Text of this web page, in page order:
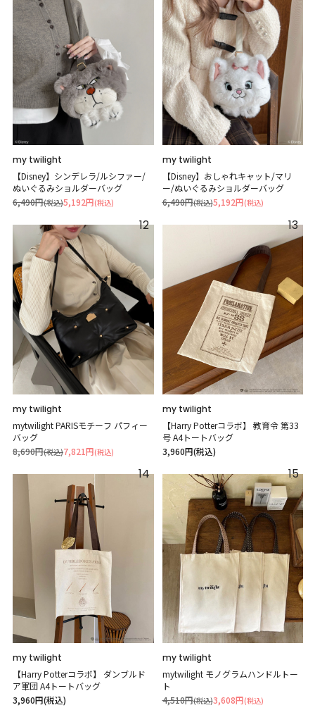
my twilight
【Disney】シンデレラ/ルシファー/
ぬいぐるみショルダーバッグ
5,192円(税込)
6,490円(税込)
my twilight
【Disney】おしゃれキャット/マリ
ー/ぬいぐるみショルダーバッグ
5,192円(税込)
6,490円(税込)
12
my twilight
mytwilight PARISモチーフ パフィー
バッグ
7,821円(税込)
8,690円(税込)
13
my twilight
【Harry Potterコラボ】 教育令 第33
号 A4トートバッグ
3,960円(税込)
14
my twilight
【Harry Potterコラボ】 ダンブルド
ア軍団 A4トートバッグ
3,960円(税込)
15
my twilight
mytwilight モノグラムハンドルトー
ト
3,608円(税込)
4,510円(税込)